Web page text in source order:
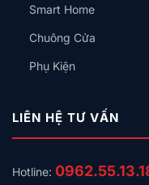
Nhờ tích hợp Matter
đèn, camera, công
Với hỗ trợ Gemini,
và “đánh giá” cho
sở thích của gia đình,
Smart Home
Chuông Cửa
Phụ Kiện
LIÊN HỆ TƯ VẤN
Hotline: